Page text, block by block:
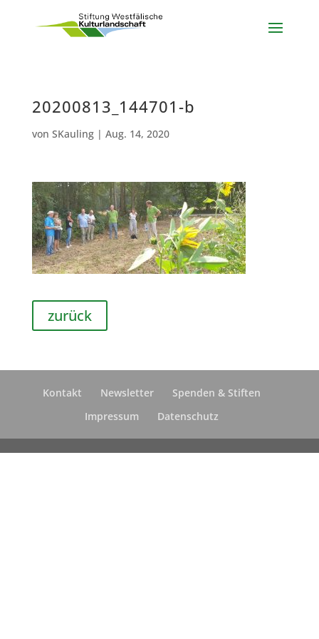
20200813_144701-b
von SKauling| Aug. 14, 2020
zurück
Kontakt Newsletter
Spenden & Stiften
Impressum
Datenschutz